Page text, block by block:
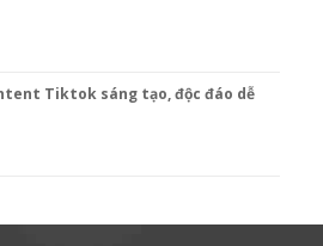
Tiktok sáng tạo, độc đáo dễ